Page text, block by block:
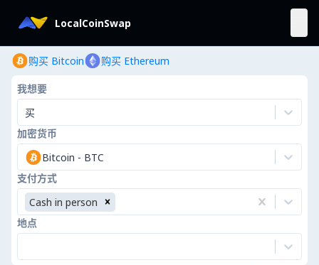
LocalCoinSwap
购买 Bitcoin 购买 Ethereum
我想要
买
加密货币
Bitcoin - BTC
支付方式
Cash in person
地点